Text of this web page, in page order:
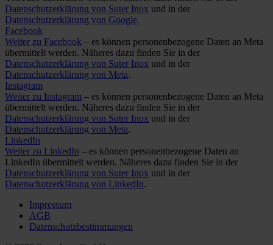
Datenschutzerklärung von Suter Inox und in der
Datenschutzerklärung von Google.
Facebook
Weiter zu Facebook – es können personenbezogene Daten an Meta
übermittelt werden. Näheres dazu finden Sie in der
Datenschutzerklärung von Suter Inox und in der
Datenschutzerklärung von Meta.
Instagram
Weiter zu Instagram – es können personenbezogene Daten an Meta
übermittelt werden. Näheres dazu finden Sie in der
Datenschutzerklärung von Suter Inox und in der
Datenschutzerklärung von Meta.
LinkedIn
Weiter zu LinkedIn – es können personenbezogene Daten an
LinkedIn übermittelt werden. Näheres dazu finden Sie in der
Datenschutzerklärung von Suter Inox und in der
Datenschutzerklärung von LinkedIn.
Impressum
AGB
Datenschutzbestimmungen